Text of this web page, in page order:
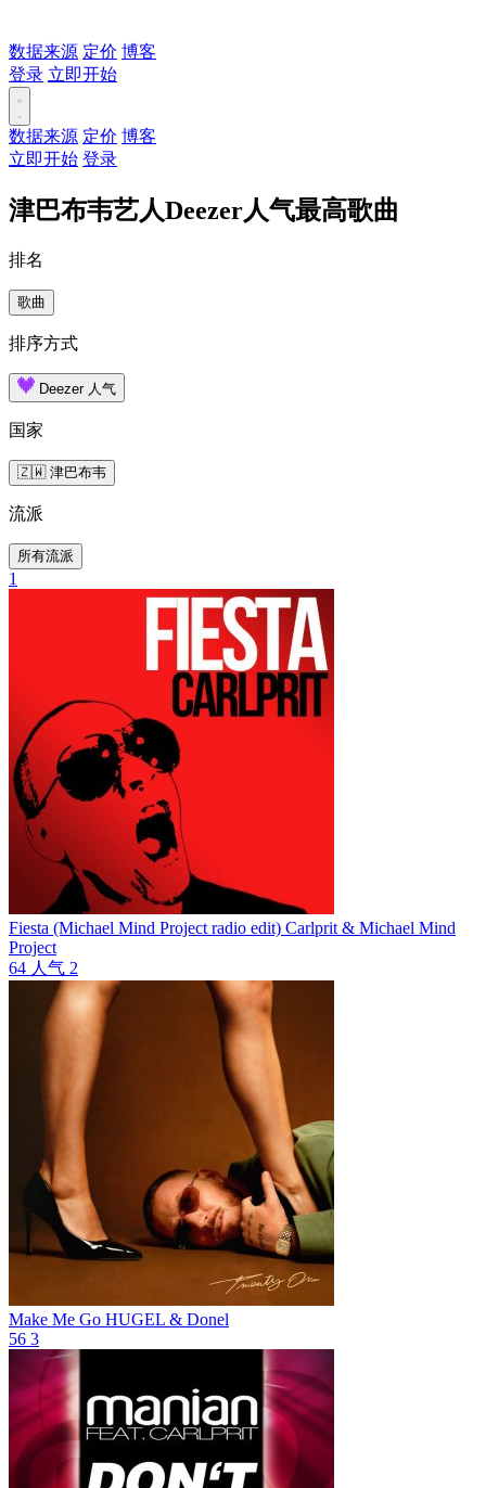
数据来源 定价 博客
登录 立即开始
数据来源 定价 博客
立即开始 登录
津巴布韦艺人Deezer人气最高歌曲
排名
歌曲
排序方式
Deezer 人气
国家
🇿🇼 津巴布韦
流派
所有流派
1
Fiesta (Michael Mind Project radio edit) Carlprit & Michael Mind
Project
64 人气 2
Make Me Go HUGEL & Donel
56 3